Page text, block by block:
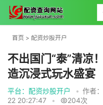
首页 > 配资炒股开户
不出国门“泰”清凉
造沉浸式玩水盛宴
平台：配资炒股开户 • 作者
22 20:27:47
• 204次